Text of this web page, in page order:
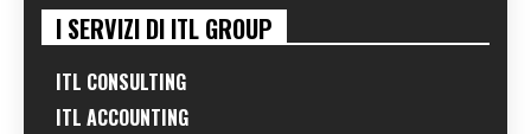
I SERVIZI DI ITL GROUP
ITL CONSULTING
ITL ACCOUNTING